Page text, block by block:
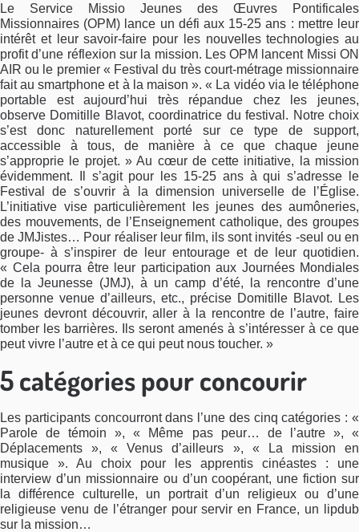
Le Service Missio Jeunes des Œuvres Pontificales
Missionnaires (OPM) lance un défi aux 15-25 ans : mettre leur
intérêt et leur savoir-faire pour les nouvelles technologies au
profit d’une réflexion sur la mission. Les OPM lancent Missi ON
AIR ou le premier « Festival du très court-métrage missionnaire
fait au smartphone et à la maison ». « La vidéo via le téléphone
portable est aujourd’hui très répandue chez les jeunes,
observe Domitille Blavot, coordinatrice du festival. Notre choix
s’est donc naturellement porté sur ce type de support,
accessible à tous, de manière à ce que chaque jeune
s’approprie le projet. » Au cœur de cette initiative, la mission
évidemment. Il s’agit pour les 15-25 ans à qui s’adresse le
Festival de s’ouvrir à la dimension universelle de l’Église.
L’initiative vise particulièrement les jeunes des aumôneries,
des mouvements, de l’Enseignement catholique, des groupes
de JMJistes… Pour réaliser leur film, ils sont invités -seul ou en
groupe- à s’inspirer de leur entourage et de leur quotidien.
« Cela pourra être leur participation aux Journées Mondiales
de la Jeunesse (JMJ), à un camp d’été, la rencontre d’une
personne venue d’ailleurs, etc., précise Domitille Blavot. Les
jeunes devront découvrir, aller à la rencontre de l’autre, faire
tomber les barrières. Ils seront amenés à s’intéresser à ce que
peut vivre l’autre et à ce qui peut nous toucher. »
5 catégories pour concourir
Les participants concourront dans l’une des cinq catégories : «
Parole de témoin », « Même pas peur… de l’autre », «
Déplacements », « Venus d’ailleurs », « La mission en
musique ». Au choix pour les apprentis cinéastes : une
interview d’un missionnaire ou d’un coopérant, une fiction sur
la différence culturelle, un portrait d’un religieux ou d’une
religieuse venu de l’étranger pour servir en France, un lipdub
sur la mission…